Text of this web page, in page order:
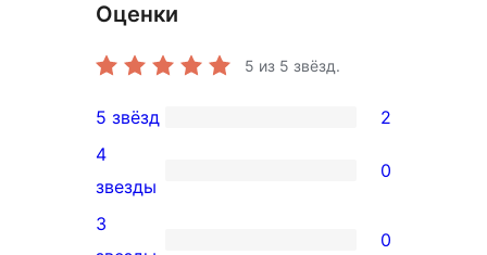
Оценки
5 из 5 звёзд.
2
5-
звездный
отзыв
5 звёзд 2
0
4-
звездный
4
звезды
0
3
0